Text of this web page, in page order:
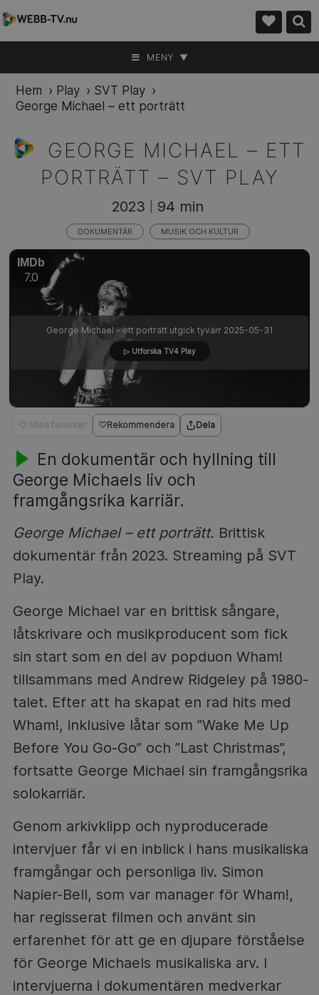
MENY ▼
Hem › Play › SVT Play ›
George Michael – ett porträtt
GEORGE MICHAEL – ETT
PORTRÄTT – SVT PLAY
♡ Mina favoriter Rekommendera Dela
En dokumentär och hyllning till
George Michaels liv och
framgångsrika karriär.
George Michael – ett porträtt. Brittisk
dokumentär från 2023. Streaming på SVT
Play.
George Michael var en brittisk sångare,
låtskrivare och musikproducent som fick
sin start som en del av popduon Wham!
tillsammans med Andrew Ridgeley på 1980-
talet. Efter att ha skapat en rad hits med
Wham!, inklusive låtar som ”Wake Me Up
Before You Go-Go” och ”Last Christmas”,
fortsatte George Michael sin framgångsrika
solokarriär.
Genom arkivklipp och nyproducerade
intervjuer får vi en inblick i hans musikaliska
framgångar och personliga liv. Simon
Napier-Bell, som var manager för Wham!,
har regisserat filmen och använt sin
erfarenhet för att ge en djupare förståelse
för George Michaels musikaliska arv. I
intervjuerna i dokumentären medverkar
George Michael – ett porträtt utgick tyvärr 2025-05-31
▷ Utforska TV4 Play
2023 94 min
DOKUMENTÄR MUSIK OCH KULTUR
IMDb
7.0